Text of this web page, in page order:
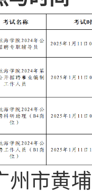
州市黄